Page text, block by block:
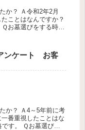
か？ Ａ令和2年2月
ことはなんですか？
お墓選びをする時ど
ンケート お客
か？ Ａ4～5年前に考
番重視したことはな
す。 Ｑお墓選びを